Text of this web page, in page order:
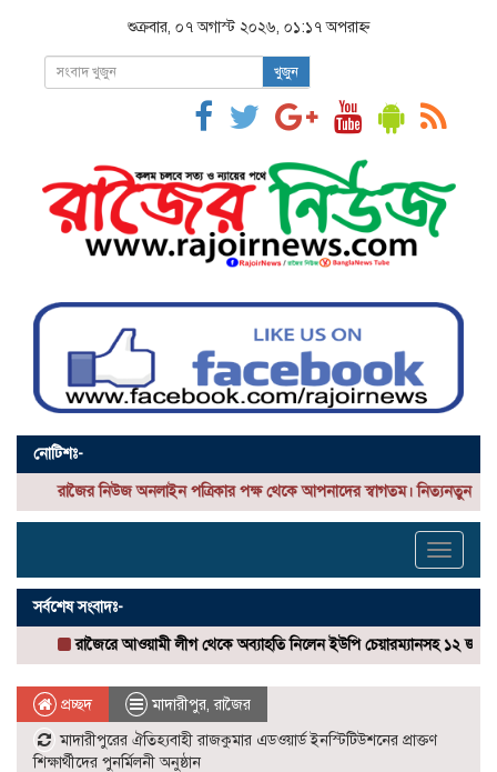
শুক্রবার, ০৭ অগাস্ট ২০২৬, ০১:১৭ অপরাহ্ন
খুজুন
নোটিশঃ-
অনলাইন পত্রিকার পক্ষ থেকে আপনাদের স্বাগতম। নিত্যনতুন সকল সংবাদ
Toggle
সর্বশেষ সংবাদঃ-
আওয়ামী লীগ থেকে অব্যাহতি নিলেন ইউপি চেয়ারম্যানসহ ১২ জন
রাজৈরে
প্রচ্ছদ মাদারীপুর,রাজৈর
মাদারীপুরের ঐতিহ্যবাহী রাজকুমার এডওয়ার্ড ইনস্টিটিউশনের প্রাক্তণ
শিক্ষার্থীদের পুনর্মিলনী অনুষ্ঠান